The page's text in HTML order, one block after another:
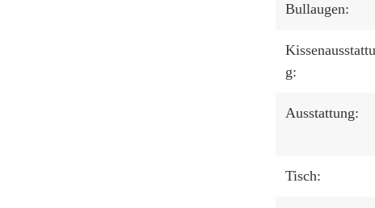
Bullaugen:
g:
Ausstattung:
Tisch: